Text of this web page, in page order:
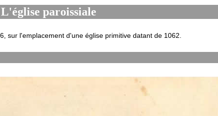
L'église paroissiale
sur l'emplacement d'une église primitive datant de 1062.